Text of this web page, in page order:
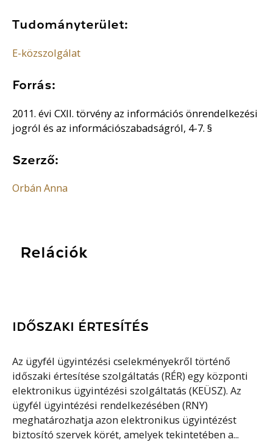
Tudományterület:
E-közszolgálat
Forrás:
2011. évi CXII. törvény az információs önrendelkezési
jogról és az információszabadságról, 4-7. §
Szerző:
Orbán Anna
Relációk
IDŐSZAKI ÉRTESÍTÉS
Az ügyfél ügyintézési cselekményekről történő
időszaki értesítése szolgáltatás (RÉR) egy központi
elektronikus ügyintézési szolgáltatás (KEÜSZ). Az
ügyfél ügyintézési rendelkezésében (RNY)
meghatározhatja azon elektronikus ügyintézést
biztosító szervek körét, amelyek tekintetében a...